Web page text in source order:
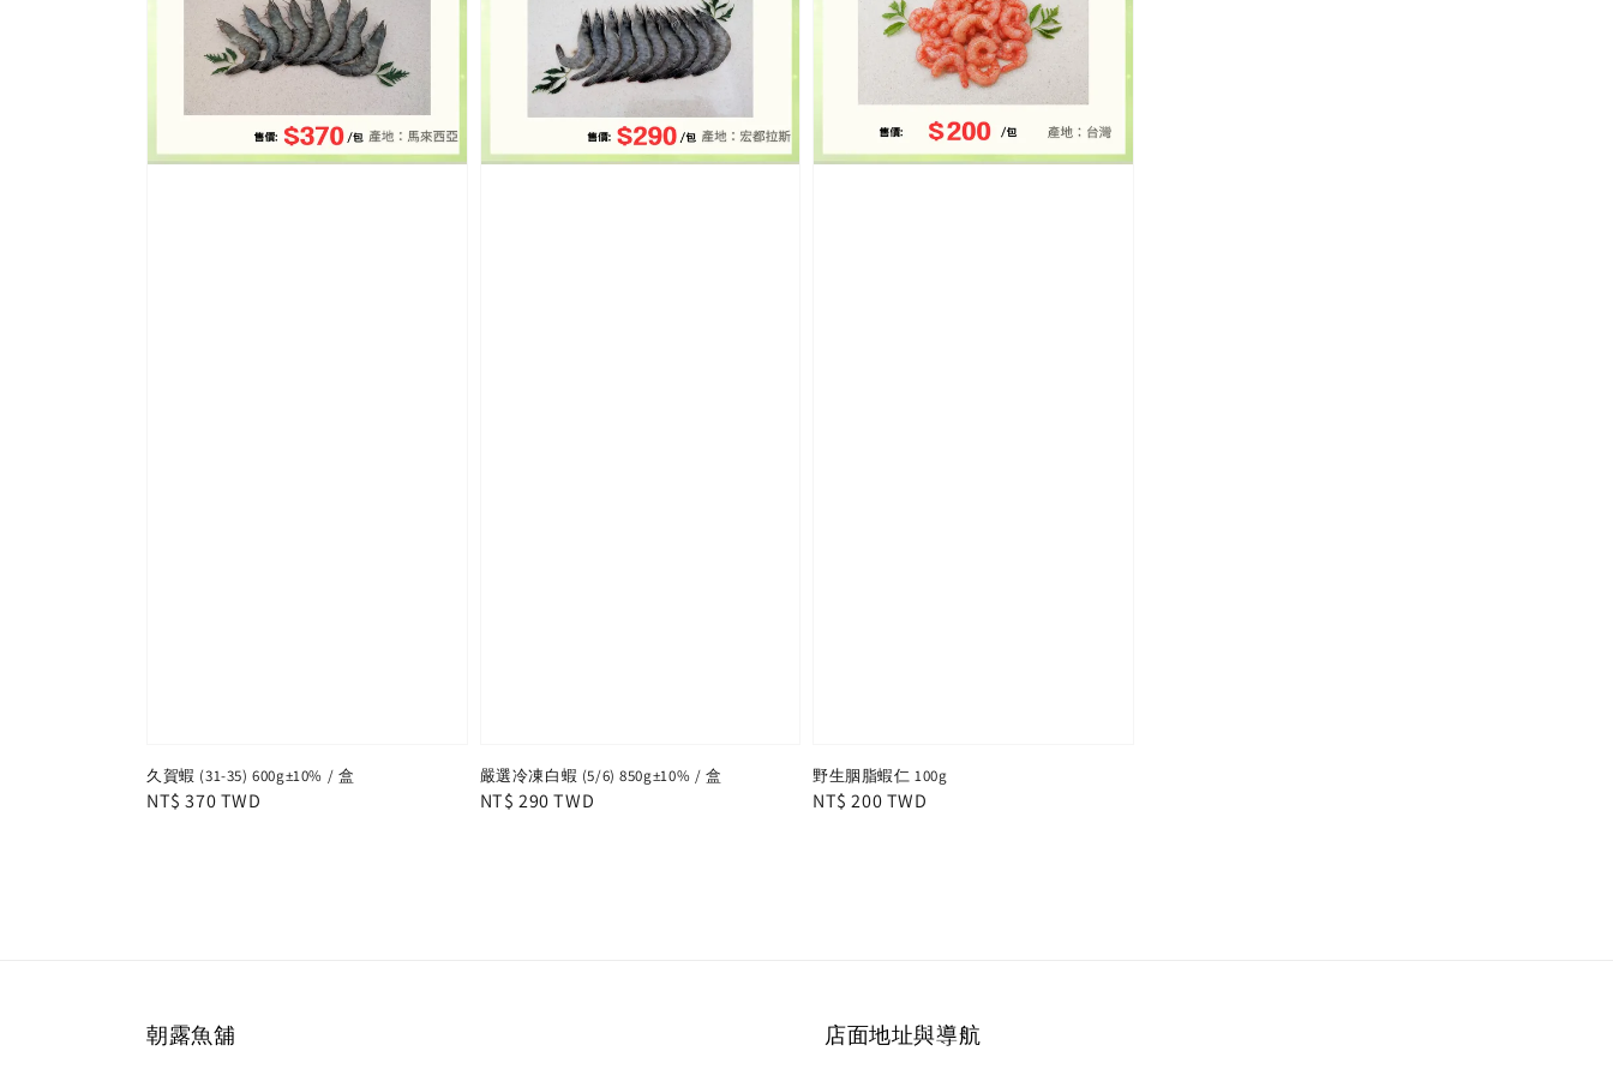
久賀蝦 (31-35) 600g±10% / 盒
Regular
NT$ 370 TWD
嚴選冷凍白蝦 (5/6) 850g±10% / 盒
Regular
NT$ 290 TWD
野生胭脂蝦仁 100g
Regular
NT$ 200 TWD
朝露魚舖 店面地址與導航